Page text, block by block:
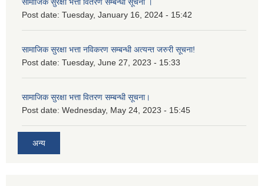
Post date: Tuesday, January 16, 2024 - 15:42
सामाजिक सुरक्षा भत्ता नविकरण सम्बन्धी अत्यन्त जरुरी सूचना!
Post date: Tuesday, June 27, 2023 - 15:33
सामाजिक सुरक्षा भत्ता वितरण सम्बन्धी सूचना।
Post date: Wednesday, May 24, 2023 - 15:45
अन्य